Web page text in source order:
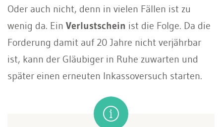
Oder auch nicht, denn in vielen Fällen ist zu
wenig da. Ein Verlustschein ist die Folge. Da die
Forderung damit auf 20 Jahre nicht verjährbar
ist, kann der Gläubiger in Ruhe zuwarten und
später einen erneuten Inkassoversuch starten.